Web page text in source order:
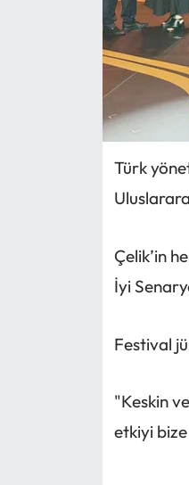
Türk
Çelik’in
İyi
Festival
"Keskin
etkiyi